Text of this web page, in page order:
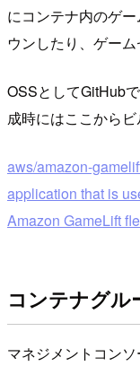
にコンテナ内のゲ
ウンしたり、ゲー
OSSとしてGitHub
成時にはここからビ
aws/amazon-
application that is
Amazon GameLift
コンテナグル
マネジメントコン